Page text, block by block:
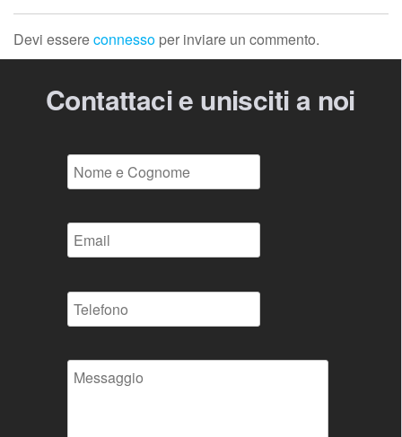
Devi essereconnesso per inviare un commento.
Contattaci e unisciti a noi